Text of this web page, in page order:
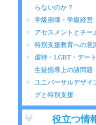
らないのか？
学級崩壊・学級経営
アセスメントとチー
特別支援教育への意
虐待・LGBT・デー
生徒指導上の諸問題
ユニバーサルデザイ
グと特別支援
役立つ情